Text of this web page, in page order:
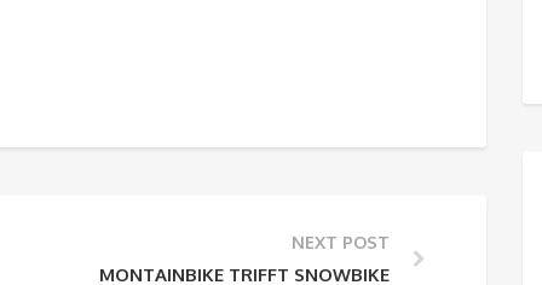
NEXT POST
MONTAINBIKE TRIFFT SNOWBIKE